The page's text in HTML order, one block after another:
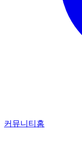
커뮤니티홈